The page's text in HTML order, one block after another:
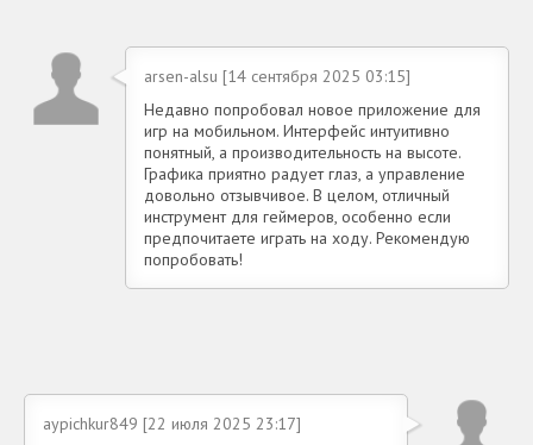
arsen-alsu [14 сентября 2025 03:15]
Недавно попробовал новое приложение для
игр на мобильном. Интерфейс интуитивно
понятный, а производительность на высоте.
Графика приятно радует глаз, а управление
довольно отзывчивое. В целом, отличный
инструмент для геймеров, особенно если
предпочитаете играть на ходу. Рекомендую
попробовать!
aypichkur849 [22 июля 2025 23:17]